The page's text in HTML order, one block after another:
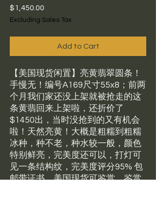
$1,450.00
Excluding Sales Tax
Add to Cart
【美国现货闲置】亮黄翡翠圆条！
手慢无！编号A169尺寸55x8；前两
个月我们家还没上架就被抢走的这
条黄翡回来上架啦，还折价了
$1450出，当时没抢到的又有机会
啦！天然亮黄！大概是粗糯到粗糯
冰种，种不老，种水较一般，颜色
特别鲜亮，完美度还可以，打灯可
见一条结构纹，完美度评分95% 包
邮带证书。美国现货可鉴赏，鉴赏